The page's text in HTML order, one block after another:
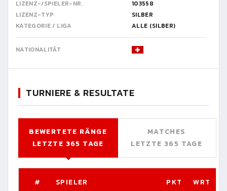
LIZENZ-/SPIELER-NR.
103558
LIZENZ-TYP
SILBER
KATEGORIE / LIGA
ALLE (SILBER)
NATIONALITÄT
TURNIERE & RESULTATE
BEWERTETE RÄNGE
LETZTE 365 TAGE
MATCHES
LETZTE 365 TAGE
# SPIELER PKT WRT